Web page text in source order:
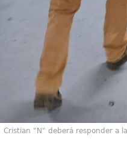
Cristian "N" deberá responder a